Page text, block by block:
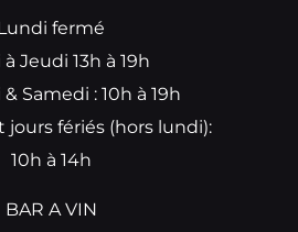
fermé
Jeudi 13h à 19h
Samedi : 10h à 19h
jours fériés (hors lundi):
10h à 14h
BAR A VIN